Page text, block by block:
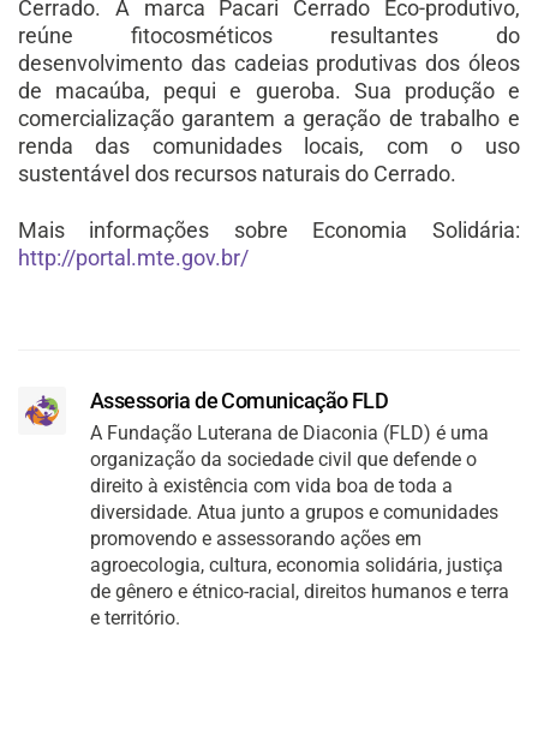
Cerrado. A marca Pacari Cerrado Eco-produtivo,
reúne fitocosméticos resultantes do
desenvolvimento das cadeias produtivas dos óleos
de macaúba, pequi e gueroba. Sua produção e
comercialização garantem a geração de trabalho e
renda das comunidades locais, com o uso
sustentável dos recursos naturais do Cerrado.
Mais informações sobre Economia Solidária:
http://portal.mte.gov.br/
Assessoria de Comunicação FLD
A Fundação Luterana de Diaconia (FLD) é uma
organização da sociedade civil que defende o
direito à existência com vida boa de toda a
diversidade. Atua junto a grupos e comunidades
promovendo e assessorando ações em
agroecologia, cultura, economia solidária, justiça
de gênero e étnico-racial, direitos humanos e terra
e território.